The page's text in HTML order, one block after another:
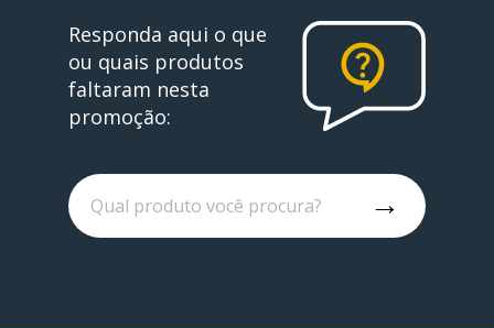
Responda aqui o que
ou quais produtos
faltaram nesta
promoção:
→